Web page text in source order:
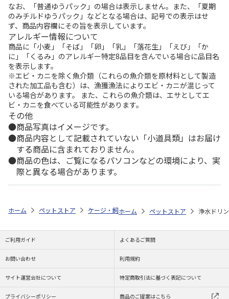
なお、「普通ゆうパック」の場合は表示しません。また、「夏期
のみチルドゆうパック」などとなる場合は、記号での表示はせ
ず、商品内容欄にその旨を表示しています。
アレルギー情報について
商品に「小麦」「そば」「卵」「乳」「落花生」「えび」「か
に」「くるみ」のアレルギー特定8品目を含んでいる場合に品目名
を表示します。
※エビ・カニを除く魚介類（これらの魚介類を原材料として製造
された加工品も含む）は、漁獲漁法によりエビ・カニが混じって
いる場合があります。 また、これらの魚介類は、エサとしてエ
ビ・カニを食べている可能性があります。
その他
商品写真はイメージです。
商品内容として記載されていない「小道具類」はお届け
する商品に含まれておりません。
商品の色は、ご覧になるパソコンなどの環境により、実
際と異なる場合があります。
ホーム ペットストア ケージ・飼育その他用品 餌やり・水やり用品
ホーム ペットストア 浄水ドリ
ご利用ガイド よくあるご質問
お問い合わせ 利用規約
サイト運営会社について 特定商取引法に基づく表記について
プライバシーポリシー 商品のご提案はこちら